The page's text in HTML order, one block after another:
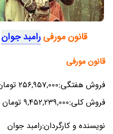
قانون مورفی رامبد جوان
قانون مورفی
فروش هفتگی:256,957,000 تومان
فروش کلی:9,452,239,000 تومان
نویسنده و کارگردان:رامبد جوان